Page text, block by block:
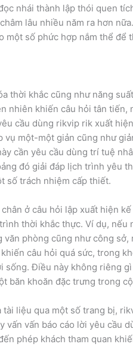
nhái thành lập thói quen
lâu nhiều năm ra hơn
một số phức hợp nắm thể để
thời khắc cũng như năng
nhiên khiến câu hỏi tân tiến,
cầu dùng rikvip rik xuất
vụ một-một giản cũng như
cần yêu cầu dùng trí tuệ
đó giải đáp lịch trình yêu
số trách nhiệm cấp thiết.
ở câu hỏi lập xuất hiện
thời khắc thực. Ví dụ, nếu
văn phòng cũng như công
câu hỏi quá sức, trong
sống. Điều này không riêng
băn khoăn đặc trưng trong
liệu qua một số trang bị,
vấn vấn báo cáo lời yêu cầu
phép khách tham quan